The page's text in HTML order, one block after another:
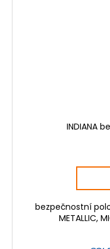
INDIANA
bezpečnostní
METALLIC,